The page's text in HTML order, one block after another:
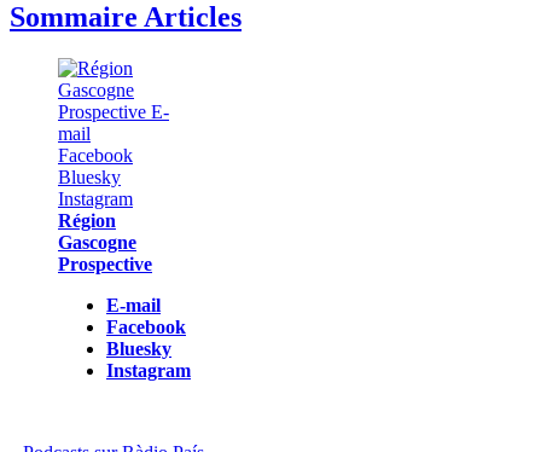
Sommaire Articles
Région
Gascogne
Prospective
E-mail
Facebook
Bluesky
Instagram